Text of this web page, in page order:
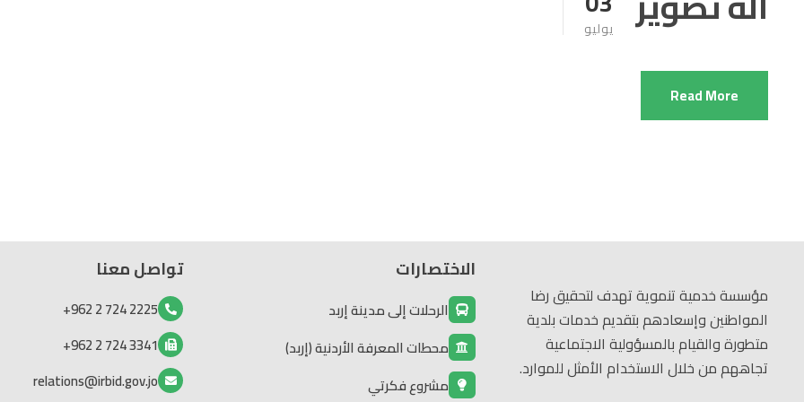
Read More
يوليو
مؤسسة خدمية تنموية تهدف لتحقيق رضا
المواطنين وإسعادهم بتقديم خدمات بلدية
متطورة والقيام بالمسؤولية الاجتماعية
تجاههم من خلال الاستخدام الأمثل للموارد.
الاختصارات
الرحلات إلى مدينة إربد
محطات المعرفة الأردنية (إربد)
مشروع فكرتي
تواصل معنا
2225 724 2 962+
3341 724 2 962+
relations@irbid.gov.jo